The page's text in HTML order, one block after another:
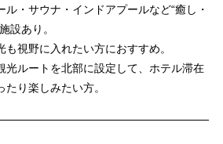
・サウナ・インドアプールなど“癒し・
設あり。
視野に入れたい方におすすめ。
光ルートを北部に設定して、ホテル滞在
り楽しみたい方。